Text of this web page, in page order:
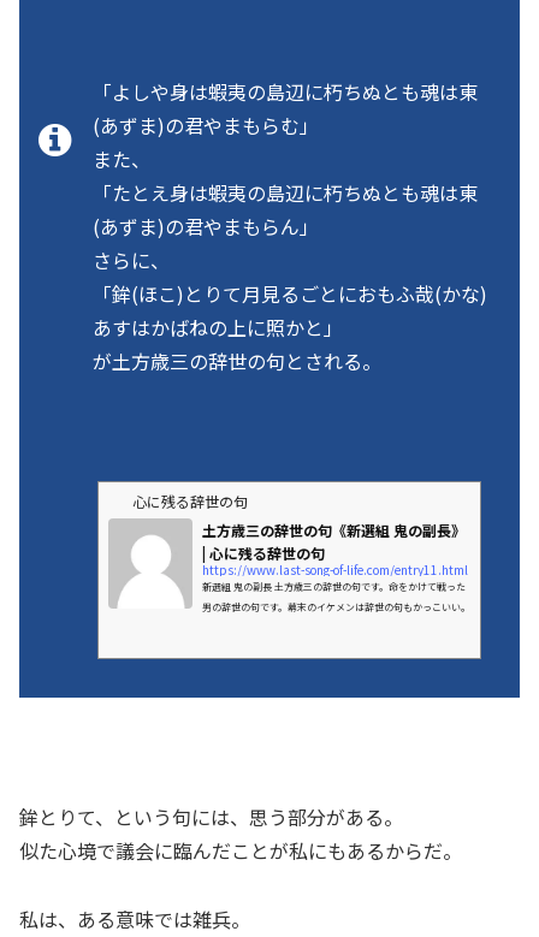
「よしや身は蝦夷の島辺に朽ちぬとも魂は東
(あずま)の君やまもらむ」
また、
「たとえ身は蝦夷の島辺に朽ちぬとも魂は東
(あずま)の君やまもらん」
さらに、
「鉾(ほこ)とりて月見るごとにおもふ哉(かな)
あすはかばねの上に照かと」
が土方歳三の辞世の句とされる。
心に残る辞世の句
土方歳三の辞世の句《新選組 鬼の副長》
| 心に残る辞世の句
https://www.last-song-of-life.com/entry11.html
新選組 鬼の副長 土方歳三の辞世の句です。命をかけて戦った
男の辞世の句です。幕末のイケメンは辞世の句もかっこいい。
鉾とりて、という句には、思う部分がある。
似た心境で議会に臨んだことが私にもあるからだ。
私は、ある意味では雑兵。